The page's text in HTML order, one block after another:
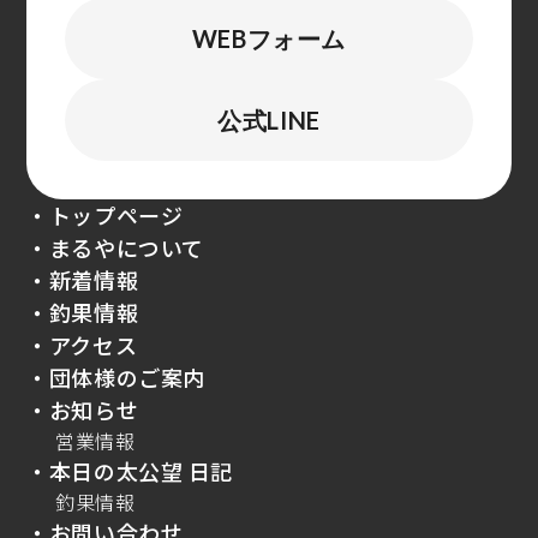
WEBフォーム
公式LINE
・トップページ
・まるやについて
・新着情報
・釣果情報
・アクセス
・団体様のご案内
・お知らせ
営業情報
・本日の太公望 日記
釣果情報